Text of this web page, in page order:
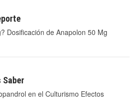
Dosificación de Anapolon 50 Mg
Saber
en el Culturismo Efectos